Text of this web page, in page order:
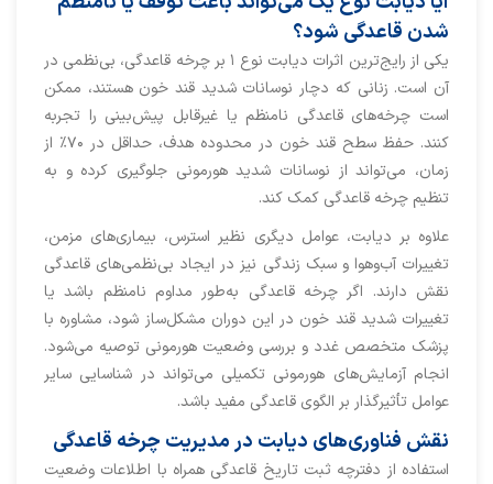
شدن قاعدگی شود؟
یکی از رایج‌ترین اثرات دیابت نوع ۱ بر چرخه قاعدگی، بی‌نظمی در
آن است. زنانی که دچار نوسانات شدید قند خون هستند، ممکن
است چرخه‌های قاعدگی نامنظم یا غیرقابل پیش‌بینی را تجربه
کنند. حفظ سطح قند خون در محدوده هدف، حداقل در ۷۰٪ از
زمان، می‌تواند از نوسانات شدید هورمونی جلوگیری کرده و به
تنظیم چرخه قاعدگی کمک کند.
علاوه بر دیابت، عوامل دیگری نظیر استرس، بیماری‌های مزمن،
تغییرات آب‌وهوا و سبک زندگی نیز در ایجاد بی‌نظمی‌های قاعدگی
نقش دارند. اگر چرخه قاعدگی به‌طور مداوم نامنظم باشد یا
تغییرات شدید قند خون در این دوران مشکل‌ساز شود، مشاوره با
پزشک متخصص غدد و بررسی وضعیت هورمونی توصیه می‌شود.
انجام آزمایش‌های هورمونی تکمیلی می‌تواند در شناسایی سایر
عوامل تأثیرگذار بر الگوی قاعدگی مفید باشد.
نقش فناوری‌های دیابت در مدیریت چرخه قاعدگی
استفاده از دفترچه ثبت تاریخ قاعدگی همراه با اطلاعات وضعیت